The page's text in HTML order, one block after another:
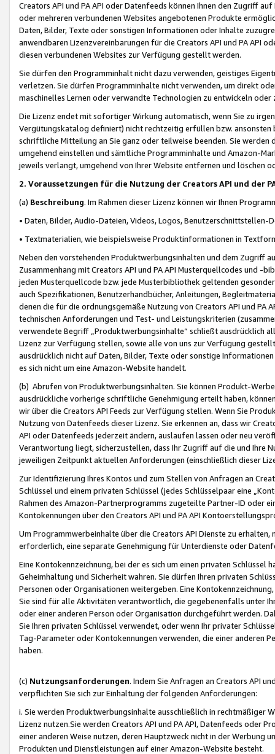
Creators API und PA API oder Datenfeeds können Ihnen den Zugriff
oder mehreren verbundenen Websites angebotenen Produkte
Daten, Bilder, Texte oder sonstigen Informationen oder Inhalte
anwendbaren Lizenzvereinbarungen für die Creators API und PA API
diesen verbundenen Websites zur Verfügung gestellt werden.
Sie dürfen den Programminhalt nicht dazu verwenden, geistiges
verletzen. Sie dürfen Programminhalte nicht verwenden, um direkt
maschinelles Lernen oder verwandte Technologien zu entwickeln
Die Lizenz endet mit sofortiger Wirkung automatisch, wenn Sie zu
Vergütungskatalog definiert) nicht rechtzeitig erfüllen bzw. ansonsten
schriftliche Mitteilung an Sie ganz oder teilweise beenden. Sie werden
umgehend einstellen und sämtliche Programminhalte und Amazon-
jeweils verlangt, umgehend von Ihrer Website entfernen und löschen
2. Voraussetzungen für die Nutzung der Creators API und der
(a) Beschreibung. Im Rahmen dieser Lizenz können wir Ihnen
• Daten, Bilder, Audio-Dateien, Videos, Logos, Benutzerschnittstellen-
• Textmaterialien, wie beispielsweise Produktinformationen in
Neben den vorstehenden Produktwerbungsinhalten und dem Zugriff
Zusammenhang mit Creators API und PA API Musterquellcodes und
jeden Musterquellcode bzw. jede Musterbibliothek geltenden
auch Spezifikationen, Benutzerhandbücher, Anleitungen,
denen die für die ordnungsgemäße Nutzung von Creators API und PA
technischen Anforderungen und Test- und Leistungskriterien
verwendete Begriff „Produktwerbungsinhalte“ schließt ausdrücklich
Lizenz zur Verfügung stellen, sowie alle von uns zur Verfügung
ausdrücklich nicht auf Daten, Bilder, Texte oder sonstige
es sich nicht um eine Amazon-Website handelt.
(b) Abrufen von Produktwerbungsinhalten. Sie können Produkt-
ausdrückliche vorherige schriftliche Genehmigung erteilt haben,
wir über die Creators API Feeds zur Verfügung stellen. Wenn Sie
Nutzung von Datenfeeds dieser Lizenz. Sie erkennen an, dass wir
API oder Datenfeeds jederzeit ändern, auslaufen lassen oder neu
Verantwortung liegt, sicherzustellen, dass Ihr Zugriff auf die und Ihre
jeweiligen Zeitpunkt aktuellen Anforderungen (einschließlich dieser
Zur Identifizierung Ihres Kontos und zum Stellen von Anfragen an
Schlüssel und einem privaten Schlüssel (jedes Schlüsselpaar eine
Rahmen des Amazon-Partnerprogramms zugeteilte Partner-ID oder
Kontokennungen über den Creators API und PA API
Um Programmwerbeinhalte über die Creators API Dienste zu
erforderlich, eine separate Genehmigung für Unterdienste oder
Eine Kontokennzeichnung, bei der es sich um einen privaten
Geheimhaltung und Sicherheit wahren. Sie dürfen Ihren privaten
Personen oder Organisationen weitergeben. Eine
Sie sind für alle Aktivitäten verantwortlich, die gegebenenfalls unter
oder einer anderen Person oder Organisation durchgeführt werden.
Sie Ihren privaten Schlüssel verwendet, oder wenn Ihr privater
Tag-Parameter oder Kontokennungen verwenden, die einer anderen
haben.
(c) Nutzungsanforderungen. Indem Sie Anfragen an Creators API
verpflichten Sie sich zur Einhaltung der folgenden Anforderungen:
i. Sie werden Produktwerbungsinhalte ausschließlich in rechtmäßiger
Lizenz nutzen.Sie werden Creators API und PA API, Datenfeeds oder
einer anderen Weise nutzen, deren Hauptzweck nicht in der Werbung
Produkten und Dienstleistungen auf einer Amazon-Website besteht.